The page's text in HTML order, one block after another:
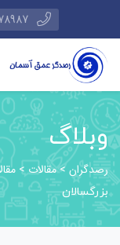
وبلاگ
رصدگران>مقالات>
بزرگسالان